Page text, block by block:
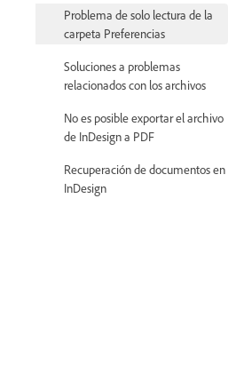
Problema de solo lectura de la
carpeta Preferencias
Soluciones a problemas
relacionados con los archivos
No es posible exportar el archivo
de InDesign a PDF
Recuperación de documentos en
InDesign